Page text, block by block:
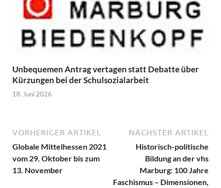
Unbequemen Antrag vertagen statt Debatte über
Kürzungen bei der Schulsozialarbeit
18. Juni 2026
VORHERIGER ARTIKEL
Globale Mittelhessen 2021
vom 29. Oktober bis zum
13. November
NÄCHSTER ARTIKEL
Historisch-politische
Bildung an der vhs
Marburg: 100 Jahre
Faschismus – Dimensionen,